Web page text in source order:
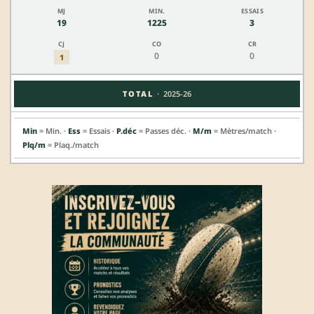
19 1225 3
1 0 0
TOTAL · 2025-26
Min = Min. · Ess = Essais · P.déc = Passes déc. · M/m = Mètres/match ·
Plq/m = Plaq./match